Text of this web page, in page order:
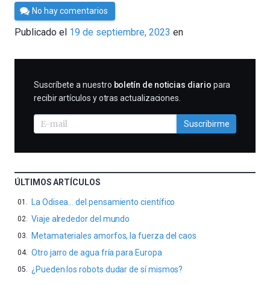
Por
César
Tomé
No hay comentarios
Publicado el 19 de septiembre, 2023 en
SUSCRIBIRME
Suscríbete a nuestro boletín de noticias diario para
recibir artículos y otras actualizaciones.
Suscribirme
ÚLTIMOS ARTÍCULOS
La Odisea… del pensamiento científico
Viaje alrededor del mundo
Metamateriales amorfos, la fuerza del caos
Otro jarro de agua fría para Europa
¿Pueden los robots dudar de sí mismos?